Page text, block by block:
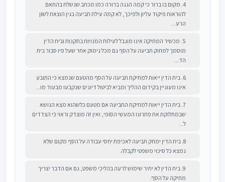
4. מקום בו ברור כי קמה הגנה ברורה כמו מכתב שנשלח בהתאם
להוראות פיקוד עליון ולפיכך, לא קמה עילת תביעה בגין הוצאת לשון
הרע...
5. מכשיר המחיקה אינו מוגבל לעילות המנויות בתקנות ובית הדין
מוסמך למחוק תביעה על הסף גם מכל נימוק אחר שעל פיו סבור בית
הד...
6. בית הדין ייאות למחיקת תביעה על הסף מהטעם שנמצא כי התובע
אינו מעוניין בקידום ההליך ומביא לביטול דיונים שנקבעו מבעוד מו...
7. בית הדין ייאות למחיקת התביעה אם מטעם כלשהוא מצא הנושא
שבמחלוקת את פתרונו המעשי הסופי, ואין זה מוצדק וראוי כי הצדדים
ל...
8. בית הדין ימחק תביעה לאכיפת יחסי עבודה על הסף מקום שלא
נמצא כל סיכוי משפטי לקבלה.
9. בית הדין לא יתיר שימוש לרעה בהליכי משפט, גם אם הדבר יצריך
מחיקה על הסף.